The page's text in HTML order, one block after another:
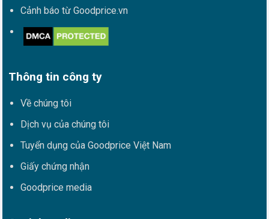
Cảnh báo từ Goodprice.vn
Thông tin công ty
Về chúng tôi
Dịch vụ của chúng tôi
Tuyển dụng của Goodprice Việt Nam
Giấy chứng nhận
Goodprice media